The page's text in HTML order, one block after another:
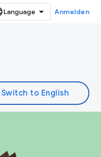
Anmelden